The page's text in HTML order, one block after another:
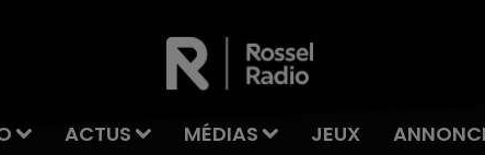
ACTUS MÉDIAS JEUX